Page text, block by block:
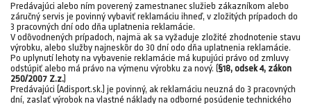
Predávajúci alebo ním poverený zamestnanec služieb zákazníkom alebo
záručný servis je povinný vybaviť reklamáciu ihneď, v zložitých prípadoch do
3 pracovných dní odo dňa uplatnenia reklamácie.
V odôvodnených prípadoch, najmä ak sa vyžaduje zložité zhodnotenie stavu
výrobku, alebo služby najneskôr do 30 dní odo dňa uplatnenia reklamácie.
Po uplynutí lehoty na vybavenie reklamácie má kupujúci právo od zmluvy
odstúpiť alebo má právo na výmenu výrobku za nový. (§18, odsek 4, zákon
250/2007 Z.z.)
Predávajúci (Adisport.sk.) je povinný, ak reklamáciu neuzná do 3 pracovných
dní, zaslať výrobok na vlastné náklady na odborné posúdenie technického